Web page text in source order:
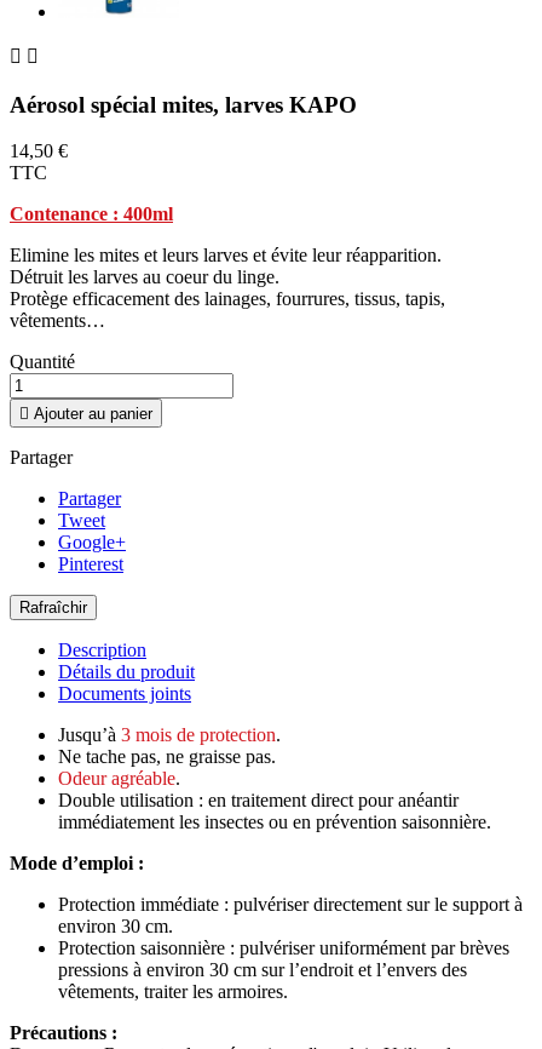
 
Aérosol spécial mites, larves KAPO
14,50 €
TTC
Contenance : 400ml
Elimine les mites et leurs larves et évite leur réapparition.
Détruit les larves au coeur du linge.
Protège efficacement des lainages, fourrures, tissus, tapis,
vêtements…
Quantité
 Ajouter au panier
Partager
Partager
Tweet
Google+
Pinterest
Description
Détails du produit
Documents joints
Jusqu’à 3 mois de protection.
Ne tache pas, ne graisse pas.
Odeur agréable.
Double utilisation : en traitement direct pour anéantir
immédiatement les insectes ou en prévention saisonnière.
Mode d’emploi :
Protection immédiate : pulvériser directement sur le support à
environ 30 cm.
Protection saisonnière : pulvériser uniformément par brèves
pressions à environ 30 cm sur l’endroit et l’envers des
vêtements, traiter les armoires.
Précautions :